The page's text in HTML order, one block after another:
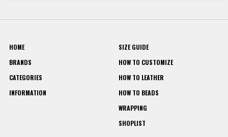
HOME
BRANDS
CATEGORIES
INFORMATION
SIZE GUIDE
HOW TO CUSTOMIZE
HOW TO LEATHER
HOW TO BEADS
WRAPPING
SHOPLIST